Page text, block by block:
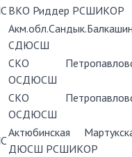
ВКО Риддер РСШИКОР
СДЮСШ
СКО
ОСДЮСШ
СКО
ОСДЮСШ
Актюбинская
ДЮСШ РСШИКОР